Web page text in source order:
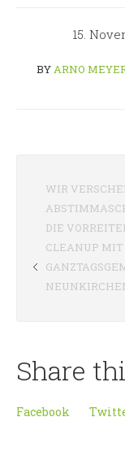
15.
BYARNO
WIR
DIE
CLEANUP
Share
Facebook